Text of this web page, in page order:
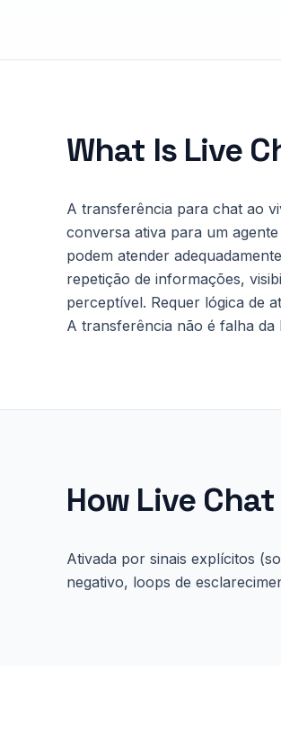
What Is Live
A transferência para chat ao
conversa ativa para um
podem atender
repetição de informações,
perceptível. Requer lógica de
A transferência não é falha
How Live
Ativada por sinais explícitos
negativo, loops de